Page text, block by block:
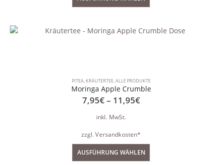
PITEA KRÄUTERTEE, ALLE PRODUKTE
Moringa Apple Crumble
7,95€– 11,95€
inkl. MwSt.
zzgl.Versandkosten*
AUSFÜHRUNG WÄHLEN